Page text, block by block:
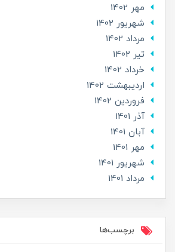
مهر 1402
شهریور 1402
مرداد 1402
تير 1402
خرداد 1402
ارديبهشت 1402
فروردین 1402
آذر 1401
آبان 1401
مهر 1401
شهریور 1401
مرداد 1401
برچسب‌ها